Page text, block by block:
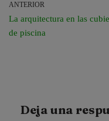
ANTERIOR
La arquitectura en las
de piscina
Deja una